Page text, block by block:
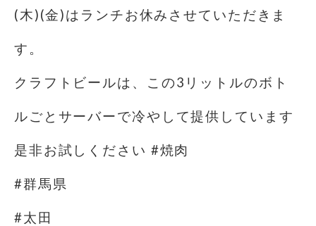
(木)(金)はランチお休みさせていただきま
す。
クラフトビールは、この3リットルのボト
ルごとサーバーで冷やして提供しています
是非お試しください #焼肉
#群馬県
#太田